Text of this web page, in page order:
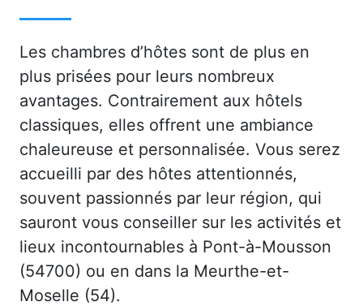
Les chambres d’hôtes sont de plus en
plus prisées pour leurs nombreux
avantages. Contrairement aux hôtels
classiques, elles offrent une ambiance
chaleureuse et personnalisée. Vous serez
accueilli par des hôtes attentionnés,
souvent passionnés par leur région, qui
sauront vous conseiller sur les activités et
lieux incontournables à Pont-à-Mousson
(54700) ou en dans la Meurthe-et-
Moselle (54).